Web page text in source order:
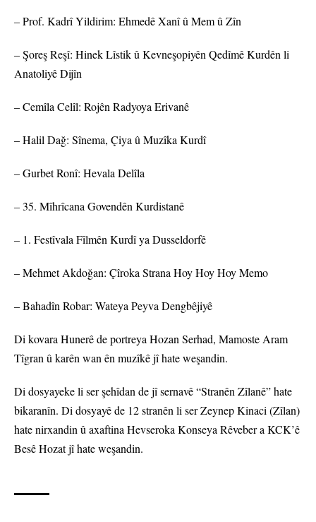
– Prof. Kadrî Yildirim: Ehmedê Xanî û Mem û Zîn
– Şoreş Reşî: Hinek Lîstik û Kevneşopiyên Qedîmê Kurdên li
Anatoliyê Dijîn
– Cemîla Celîl: Rojên Radyoya Erivanê
– Halil Dağ: Sînema, Çiya û Muzîka Kurdî
– Gurbet Ronî: Hevala Delîla
– 35. Mîhrîcana Govendên Kurdistanê
– 1. Festîvala Fîlmên Kurdî ya Dusseldorfê
– Mehmet Akdoğan: Çîroka Strana Hoy Hoy Hoy Memo
– Bahadîn Robar: Wateya Peyva Dengbêjiyê
Di kovara Hunerê de portreya Hozan Serhad, Mamoste Aram
Tîgran û karên wan ên muzîkê jî hate weşandin.
Di dosyayeke li ser şehîdan de jî sernavê “Stranên Zîlanê” hate
bikaranîn. Di dosyayê de 12 stranên li ser Zeynep Kinaci (Zîlan)
hate nirxandin û axaftina Hevseroka Konseya Rêveber a KCK’ê
Besê Hozat jî hate weşandin.